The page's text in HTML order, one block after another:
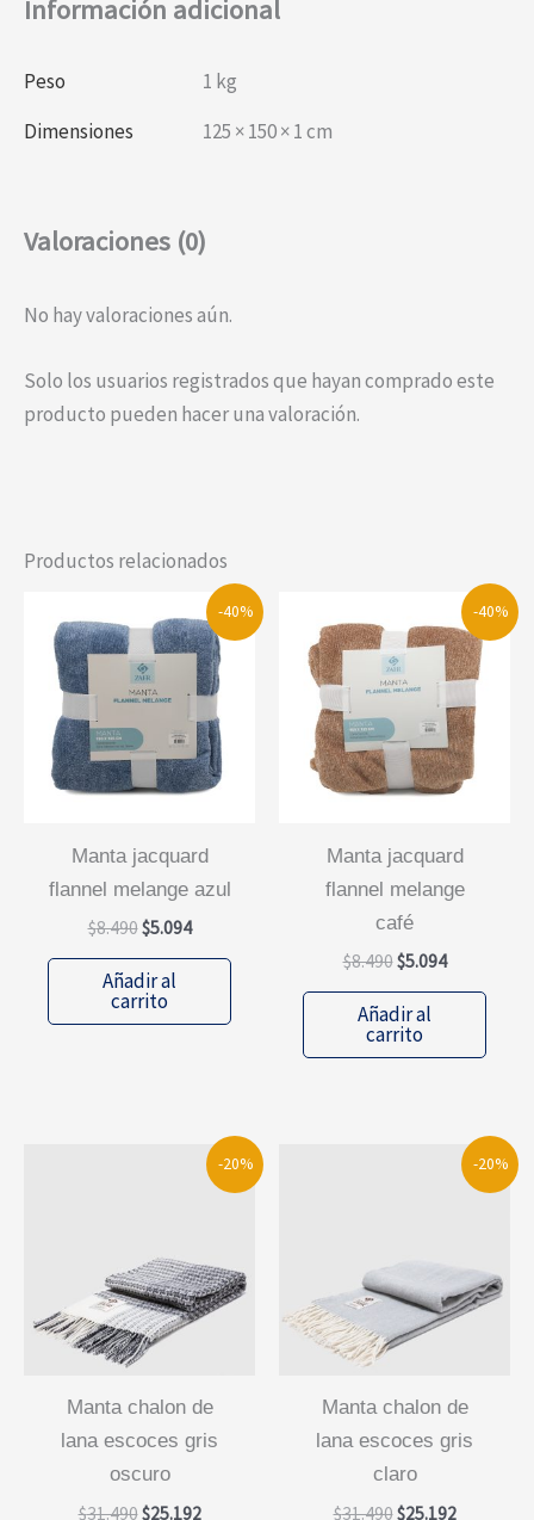
Información adicional
Peso
1 kg
Dimensiones
125 × 150 × 1 cm
Valoraciones (0)
No hay valoraciones aún.
Solo los usuarios registrados que hayan comprado este
producto pueden hacer una valoración.
Productos relacionados
-40%
manta jacquard
flannel melange azul
$8.490El
original
era:
$5.094El
$5.094.
Añadir al
carrito
-40%
manta jacquard
flannel melange
café
$8.490El
original
era:
$5.094El
$5.094.
Añadir al
carrito
-20%
manta chalon de
lana escoces gris
oscuro
$31.490El
$25.192El
-20%
manta chalon de
lana escoces gris
claro
$31.490El
$25.192El